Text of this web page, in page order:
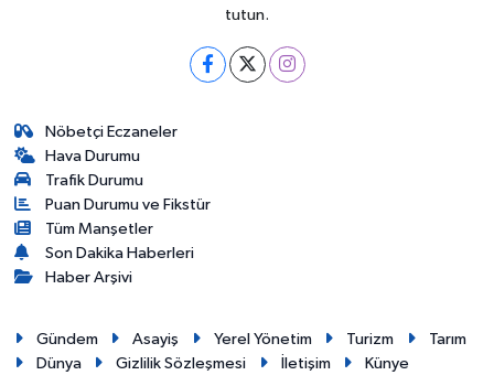
tutun.
Nöbetçi Eczaneler
Hava Durumu
Trafik Durumu
Puan Durumu ve Fikstür
Tüm Manşetler
Son Dakika Haberleri
Haber Arşivi
Gündem Asayiş Yerel Yönetim Turizm
Tarım
Dünya
Gizlilik Sözleşmesi İletişim Künye